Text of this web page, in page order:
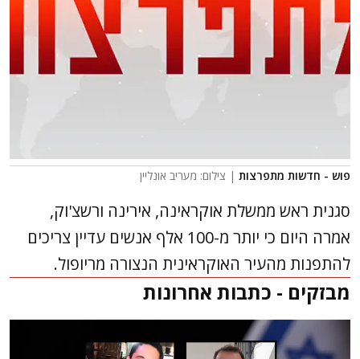
פוש - חדשות מתפרצות | צילום: מעריב אונליין
סגנית ראש ממשלת אוקראינה, אירינה ורשצ'וק,
אמרה היום כי יותר מ-100 אלף אנשים עדיין צריכים
להתפנות מהעיר האוקראינית הנצורה מריופול.
מבזקים - כתבות אחרונות